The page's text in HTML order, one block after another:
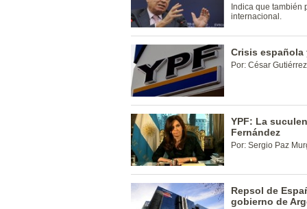
Indica que también
internacional.
Crisis
Por: César
YPF: La
Fernández
Por: Sergio Paz
Repsol de
gobierno de